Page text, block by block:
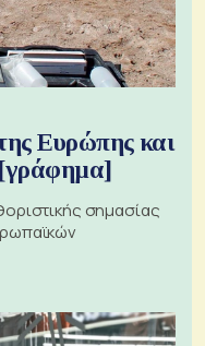
Ευρώπης και
[γράφημα]
σημασίας